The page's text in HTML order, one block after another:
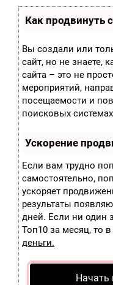
Как продвинуть
Вы создали или
сайт, но не знаете,
сайта – это не
мероприятий,
посещаемости и
поисковых
Ускорение
Если вам трудно
самостоятельно,
ускоряет
результаты
дней. Если ни один
Топ10 за месяц, то в
деньги.
Начать
играх